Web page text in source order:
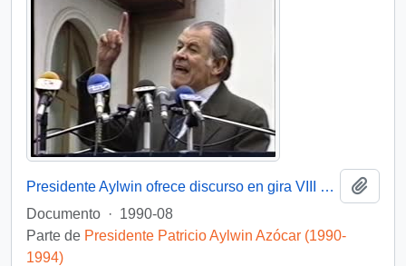
Presidente Aylwin ofrece discurso en gira VIII Región, Tomé : video
Documento · 1990-08
Parte de Presidente Patricio Aylwin Azócar (1990-
1994)